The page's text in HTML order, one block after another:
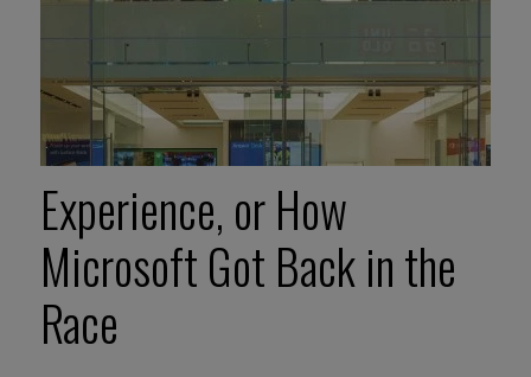
Experience, or How
Microsoft Got Back in the
Race